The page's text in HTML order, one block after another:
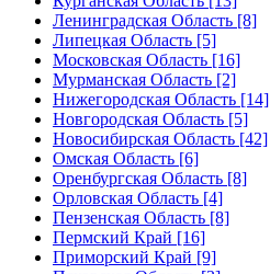
Ленинградская Область [8]
Липецкая Область [5]
Московская Область [16]
Мурманская Область [2]
Нижегородская Область [14]
Новгородская Область [5]
Новосибирская Область [42]
Омская Область [6]
Оренбургская Область [8]
Орловская Область [4]
Пензенская Область [8]
Пермский Край [16]
Приморский Край [9]